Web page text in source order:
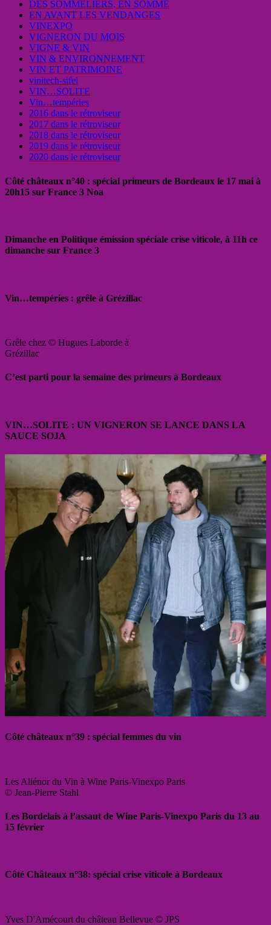
DES SOMMELIERS, EN SOMME
EN AVANT LES VENDANGES
VINEXPO
VIGNERON DU MOIS
VIGNE & VIN
VIN & ENVIRONNEMENT
VIN ET PATRIMOINE
vinitech-sifel
VIN…SOLITE
Vin…tempéries
2016 dans le rétroviseur
2017 dans le rétroviseur
2018 dans le rétroviseur
2019 dans le rétroviseur
2020 dans le rétroviseur
Côté châteaux n°40 : spécial primeurs de Bordeaux le 17 mai à
20h15 sur France 3 Noa
Dimanche en Politique émission spéciale crise viticole, à 11h ce
dimanche sur France 3
Vin…tempéries : grêle à Grézillac
Grêle chez © Hugues Laborde à
Grézillac
C’est parti pour la semaine des primeurs à Bordeaux
VIN…SOLITE : UN VIGNERON SE LANCE DANS LA
SAUCE SOJA
Côté châteaux n°39 : spécial femmes du vin
Les Aliénor du Vin à Wine Paris-Vinexpo Paris
© Jean-Pierre Stahl
Les Bordelais à l’assaut de Wine Paris-Vinexpo Paris du 13 au
15 février
Côté Châteaux n°38: spécial crise viticole à Bordeaux
Yves D'Amécourt du château Bellevue © JPS